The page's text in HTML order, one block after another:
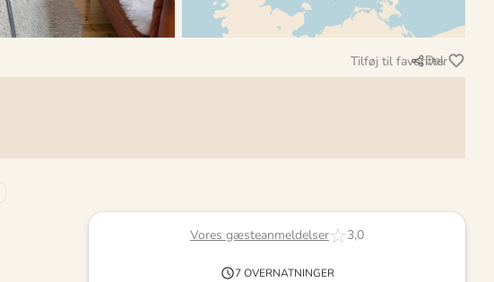
Tilføj til favoritter
Del
Vores gæsteanmeldelser 3,0
7 OVERNATNINGER